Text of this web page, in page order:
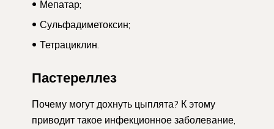
Мепатар;
Сульфадиметоксин;
Тетрациклин.
Пастереллез
Почему могут дохнуть цыплята? К этому
приводит такое инфекционное заболевание,